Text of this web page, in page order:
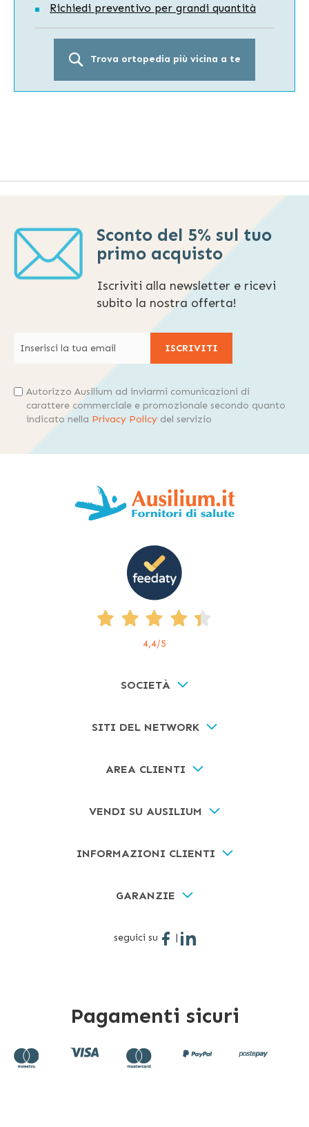
Richiedi preventivo per grandi quantità
Trova ortopedia più vicina a te
Sconto del 5% sul tuo
primo acquisto
Iscriviti alla newsletter e ricevi
subito la nostra offerta!
ISCRIVITI
Autorizzo Ausilium ad inviarmi comunicazioni di
carattere commerciale e promozionale secondo quanto
indicato nella Privacy Policy del servizio
4,4/5
SOCIETÀ
SITI DEL NETWORK
AREA CLIENTI
VENDI SU AUSILIUM
INFORMAZIONI CLIENTI
GARANZIE
seguici su |
Pagamenti sicuri